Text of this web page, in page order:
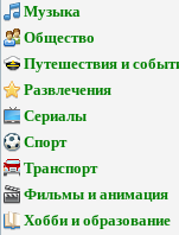
Музыка
Общество
Путешествия и
Развлечения
Сериалы
Спорт
Транспорт
Фильмы и анимация
Хобби и образование